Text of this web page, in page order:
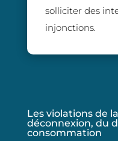
solliciter des
injonctions.
Les violations de
déconnexion, du
consommation